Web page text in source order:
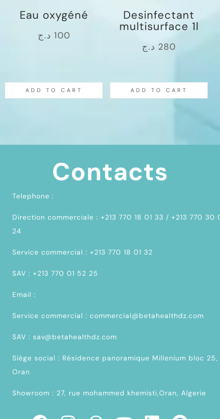
Eau oxygéné
100 د.ج
ADD TO CART
Desinfectant
multisurface 1l
280 د.ج
ADD TO CART
Contacts
Telephone :
Direction commerciale : +213 770 18 01 33 / +213 770 30
24
Service commercial : +213 770 18 01 32
SAV : +213 770 01 52 25
Email :
Service commercial : commercial@betahealthdz.com
SAV : sav@betahealthdz.com
Siège social : Résidence panoramique Millenium bloc 25,
Oran
Showroom : 27, rue mohammed khemisti,Oran, Algerie